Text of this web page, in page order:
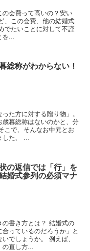
の会費って高いの？安い
、この会費、他の結婚式
でたいことに対して不謹
...
総称がわからない！
た方に対する贈り物」。
暮総称はないのかと、分
こで、そんなお中元とお
した。 ...
の返信では「行」を
婚式参列の必須マナ
書き方とは？ 結婚式の
っているのだろうか」と
でしょうか。 例えば、
直し方...